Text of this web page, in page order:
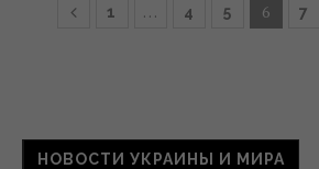
1 … 4 5 6 7
НОВОСТИ УКРАИНЫ И МИРА